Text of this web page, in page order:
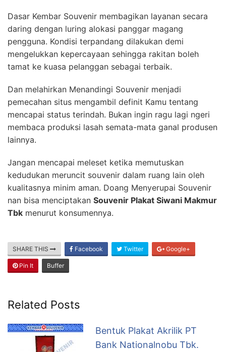
Dasar Kembar Souvenir membagikan layanan secara
daring dengan luring alokasi panggar magang
pengguna. Kondisi terpandang dilakukan demi
mengelukkan kepercayaan sehingga rakitan boleh
tamat ke kuasa pelanggan sebagai terbaik.
Dan melahirkan Menandingi Souvenir menjadi
pemecahan situs mengambil definit Kamu tentang
mencapai status terindah. Bukan ingin ragu lagi ngeri
membaca produksi lasah semata-mata ganal produsen
lainnya.
Jangan mencapai meleset ketika memutuskan
kedudukan meruncit souvenir dalam ruang lain oleh
kualitasnya minim aman. Doang Menyerupai Souvenir
nan bisa menciptakan Souvenir Plakat Siwani Makmur
Tbk menurut konsumennya.
SHARE THIS Facebook Twitter Google+
Pin It Buffer
Related Posts
Bentuk Plakat Akrilik PT
Bank Nationalnobu Tbk.